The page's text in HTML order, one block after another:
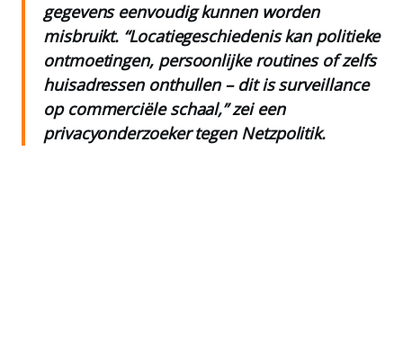
gegevens eenvoudig kunnen worden
misbruikt. “Locatiegeschiedenis kan politieke
ontmoetingen, persoonlijke routines of zelfs
huisadressen onthullen – dit is surveillance
op commerciële schaal,” zei een
privacyonderzoeker tegen Netzpolitik.